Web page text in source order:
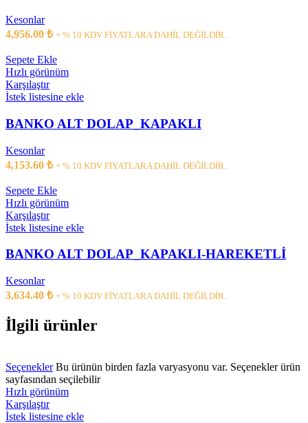
Kesonlar
4,956.00 ₺ + % 10 KDV FİYATLARA DAHİL DEĞİLDİR..
Sepete Ekle
Hızlı görünüm
Karşılaştır
İstek listesine ekle
BANKO ALT DOLAP_KAPAKLI
Kesonlar
4,153.60 ₺ + % 10 KDV FİYATLARA DAHİL DEĞİLDİR..
Sepete Ekle
Hızlı görünüm
Karşılaştır
İstek listesine ekle
BANKO ALT DOLAP_KAPAKLI-HAREKETLİ
Kesonlar
3,634.40 ₺ + % 10 KDV FİYATLARA DAHİL DEĞİLDİR..
İlgili ürünler
Seçenekler Bu ürünün birden fazla varyasyonu var. Seçenekler ürün
sayfasından seçilebilir
Hızlı görünüm
Karşılaştır
İstek listesine ekle